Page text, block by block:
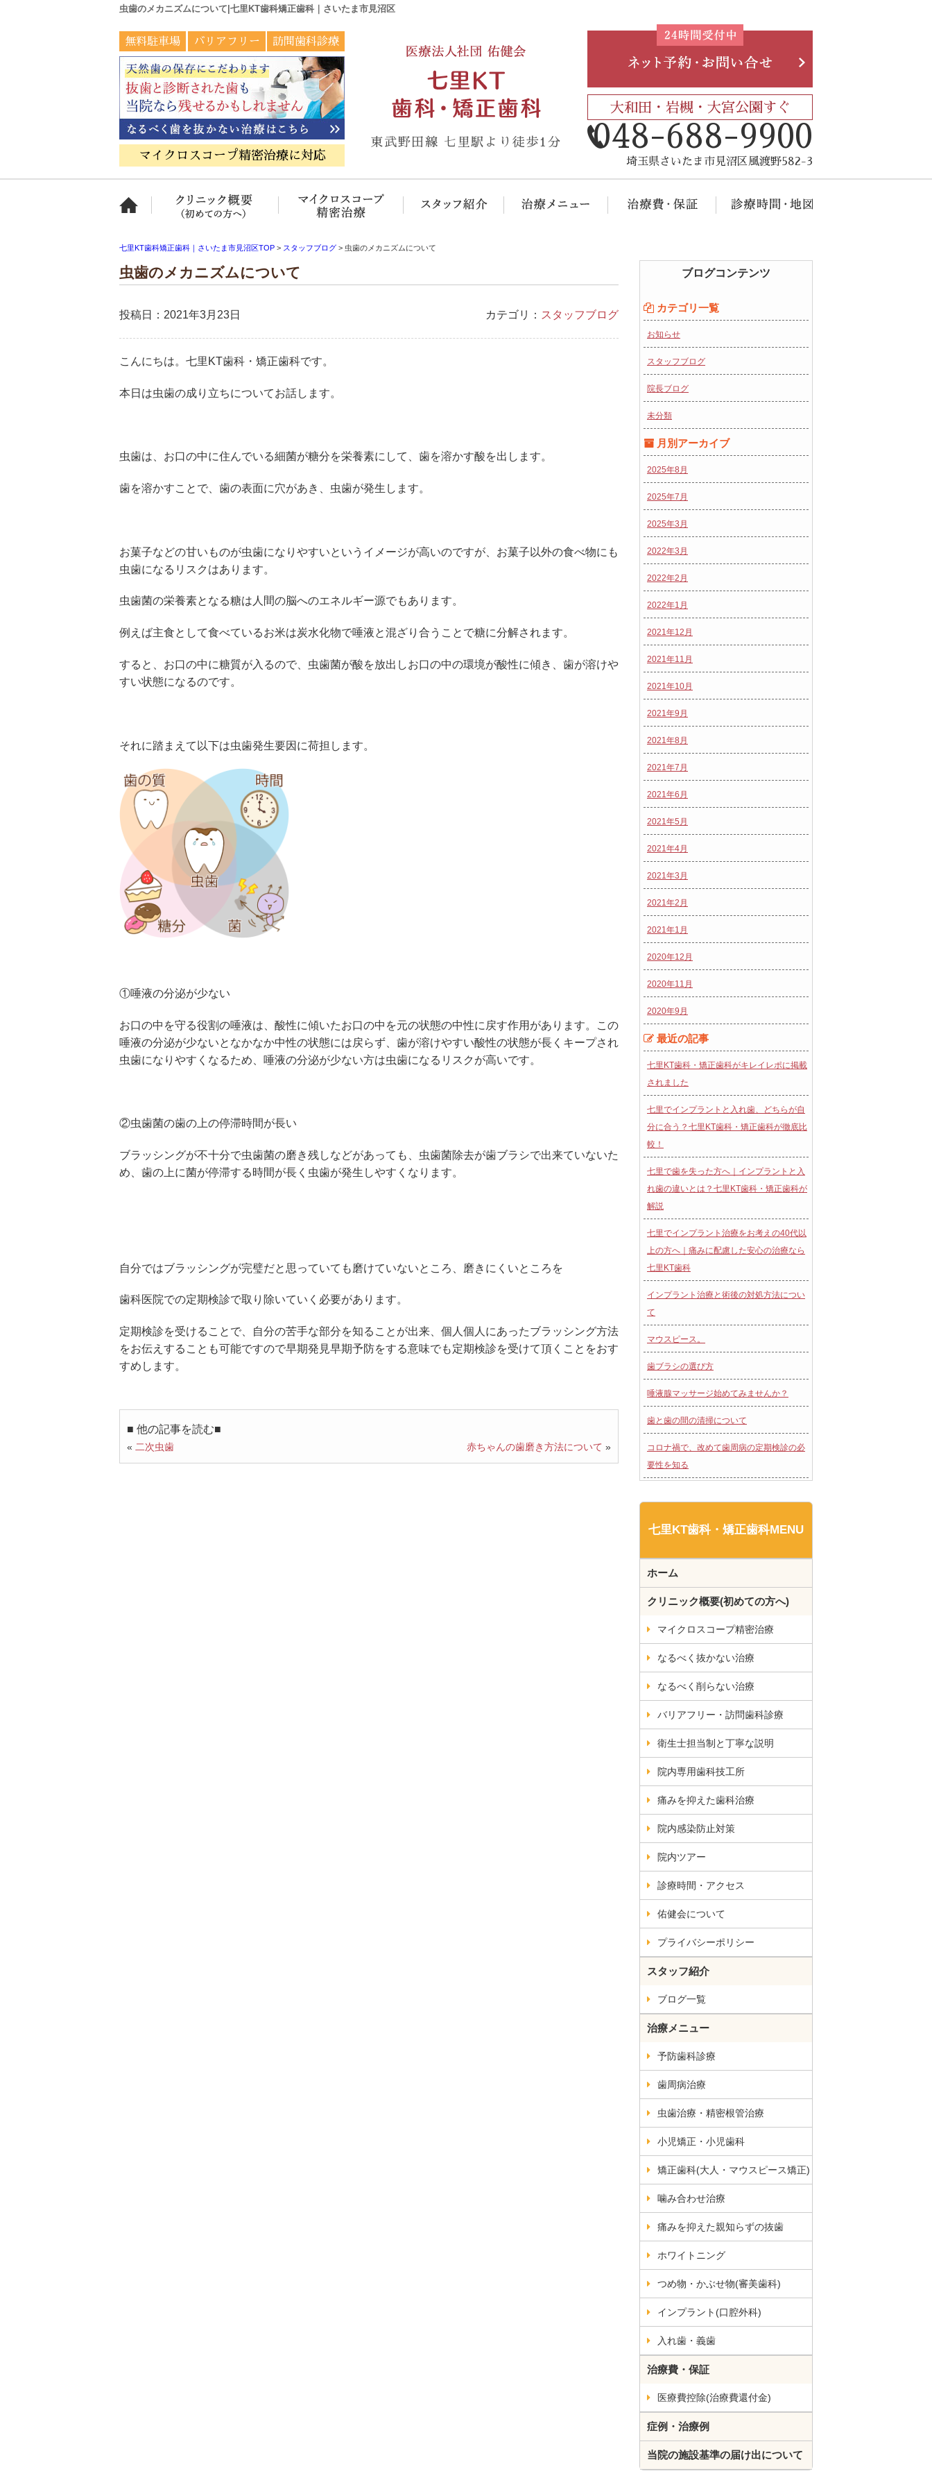
虫歯のメカニズムについて|七里KT歯科矯正歯科｜さいたま市見沼区
無料駐車場 バリアフリー 訪問歯科診療
マイクロスコープ精密治療に対応
東武野田線 七里駅より徒歩1分
大和田・岩槻・大宮公園すぐ
048-688-9900
埼玉県さいたま市見沼区風渡野582-3
ホーム クリニック概要(初めての方へ)マイクロスコープ精密治療スタッフ紹介 治療メニュー 治療費・保証
七里KT歯科矯正歯科｜さいたま市見沼区TOP > スタッフブログ > 虫歯のメカニズムについて
虫歯のメカニズムについて
投稿日：2021年3月23日 カテゴリ： スタッフブログ
こんにちは。七里KT歯科・矯正歯科です。
本日は虫歯の成り立ちについてお話します。
虫歯は、お口の中に住んでいる細菌が糖分を栄養素にして、歯を溶かす酸を出します。
歯を溶かすことで、歯の表面に穴があき、虫歯が発生します。
お菓子などの甘いものが虫歯になりやすいというイメージが高いのですが、お菓子以外の食べ物にも
虫歯になるリスクはあります。
虫歯菌の栄養素となる糖は人間の脳へのエネルギー源でもあります。
例えば主食として食べているお米は炭水化物で唾液と混ざり合うことで糖に分解されます。
すると、お口の中に糖質が入るので、虫歯菌が酸を放出しお口の中の環境が酸性に傾き、歯が溶けや
すい状態になるのです。
それに踏まえて以下は虫歯発生要因に荷担します。
①唾液の分泌が少ない
お口の中を守る役割の唾液は、酸性に傾いたお口の中を元の状態の中性に戻す作用があります。この
唾液の分泌が少ないとなかなか中性の状態には戻らず、歯が溶けやすい酸性の状態が長くキープされ
虫歯になりやすくなるため、唾液の分泌が少ない方は虫歯になるリスクが高いです。
②虫歯菌の歯の上の停滞時間が長い
ブラッシングが不十分で虫歯菌の磨き残しなどがあっても、虫歯菌除去が歯ブラシで出来ていないた
め、歯の上に菌が停滞する時間が長く虫歯が発生しやすくなります。
自分ではブラッシングが完璧だと思っていても磨けていないところ、磨きにくいところを
歯科医院での定期検診で取り除いていく必要があります。
定期検診を受けることで、自分の苦手な部分を知ることが出来、個人個人にあったブラッシング方法
をお伝えすることも可能ですので早期発見早期予防をする意味でも定期検診を受けて頂くことをおす
すめします。
■ 他の記事を読む■
« 二次虫歯 赤ちゃんの歯磨き方法について »
ブログコンテンツ
カテゴリ一覧
お知らせ
スタッフブログ
院長ブログ
未分類
月別アーカイブ
2025年8月
2025年7月
2025年3月
2022年3月
2022年2月
2022年1月
2021年12月
2021年11月
2021年10月
2021年9月
2021年8月
2021年7月
2021年6月
2021年5月
2021年4月
2021年3月
2021年2月
2021年1月
2020年12月
2020年11月
2020年9月
最近の記事
七里KT歯科・矯正歯科がキレイレポに掲載
されました
七里でインプラントと入れ歯、どちらが自
分に合う？七里KT歯科・矯正歯科が徹底比
較！
七里で歯を失った方へ｜インプラントと入
れ歯の違いとは？七里KT歯科・矯正歯科が
解説
七里でインプラント治療をお考えの40代以
上の方へ｜痛みに配慮した安心の治療なら
七里KT歯科
インプラント治療と術後の対処方法につい
て
マウスピース。
歯ブラシの選び方
唾液腺マッサージ始めてみませんか？
歯と歯の間の清掃について
コロナ禍で、改めて歯周病の定期検診の必
要性を知る
七里KT歯科・矯正歯科MENU
ホーム
クリニック概要(初めての方へ)
マイクロスコープ精密治療
なるべく抜かない治療
なるべく削らない治療
バリアフリー・訪問歯科診療
衛生士担当制と丁寧な説明
院内専用歯科技工所
痛みを抑えた歯科治療
院内感染防止対策
院内ツアー
診療時間・アクセス
佑健会について
プライバシーポリシー
スタッフ紹介
ブログ一覧
治療メニュー
予防歯科診療
歯周病治療
虫歯治療・精密根管治療
小児矯正・小児歯科
矯正歯科(大人・マウスピース矯正)
噛み合わせ治療
痛みを抑えた親知らずの抜歯
ホワイトニング
つめ物・かぶせ物(審美歯科)
インプラント(口腔外科)
入れ歯・義歯
治療費・保証
医療費控除(治療費還付金)
症例・治療例
当院の施設基準の届け出について